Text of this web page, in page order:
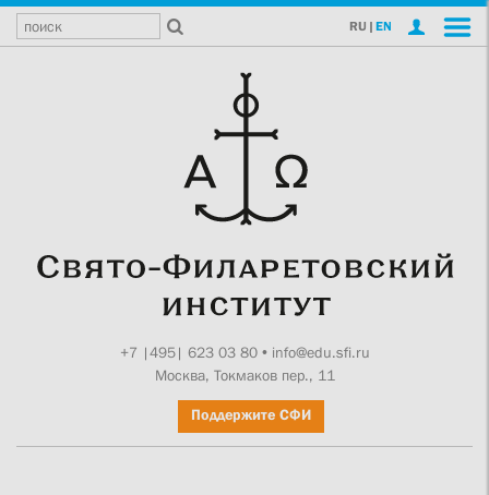
RU | EN
+7 |495| 623 03 80• info@edu.sfi.ru
Москва, Токмаков пер., 11
Поддержите СФИ